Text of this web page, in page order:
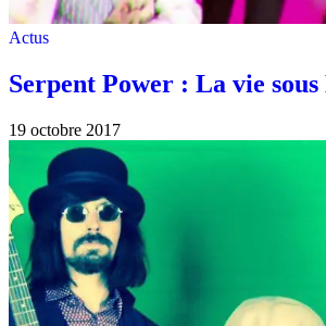
Actus
Serpent Power : La vie sous
19 octobre 2017